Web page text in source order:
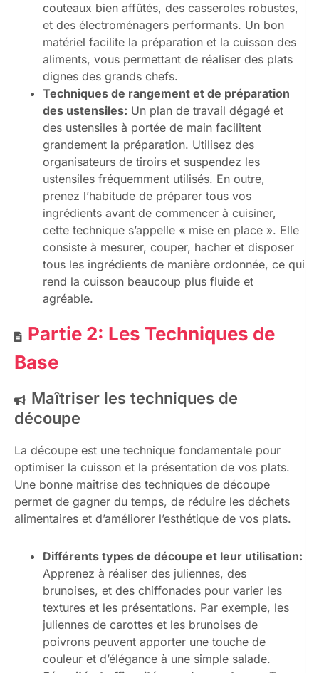
couteaux bien affûtés, des casseroles robustes,
et des électroménagers performants. Un bon
matériel facilite la préparation et la cuisson des
aliments, vous permettant de réaliser des plats
dignes des grands chefs.
Techniques de rangement et de préparation
des ustensiles: Un plan de travail dégagé et
des ustensiles à portée de main facilitent
grandement la préparation. Utilisez des
organisateurs de tiroirs et suspendez les
ustensiles fréquemment utilisés. En outre,
prenez l’habitude de préparer tous vos
ingrédients avant de commencer à cuisiner,
cette technique s’appelle « mise en place ». Elle
consiste à mesurer, couper, hacher et disposer
tous les ingrédients de manière ordonnée, ce qui
rend la cuisson beaucoup plus fluide et
agréable.
Partie 2: Les Techniques de
Base
Maîtriser les techniques de
découpe
La découpe est une technique fondamentale pour
optimiser la cuisson et la présentation de vos plats.
Une bonne maîtrise des techniques de découpe
permet de gagner du temps, de réduire les déchets
alimentaires et d’améliorer l’esthétique de vos plats.
Différents types de découpe et leur utilisation:
Apprenez à réaliser des juliennes, des
brunoises, et des chiffonades pour varier les
textures et les présentations. Par exemple, les
juliennes de carottes et les brunoises de
poivrons peuvent apporter une touche de
couleur et d’élégance à une simple salade.